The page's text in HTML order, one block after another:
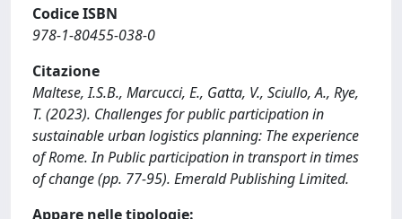
Codice ISBN
978-1-80455-038-0
Citazione
Maltese, I.S.B., Marcucci, E., Gatta, V., Sciullo, A., Rye,
T. (2023). Challenges for public participation in
sustainable urban logistics planning: The experience
of Rome. In Public participation in transport in times
of change (pp. 77-95). Emerald Publishing Limited.
Appare nelle tipologie: